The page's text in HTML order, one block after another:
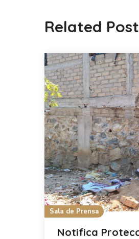
Related
Sala de Prensa
Notifica